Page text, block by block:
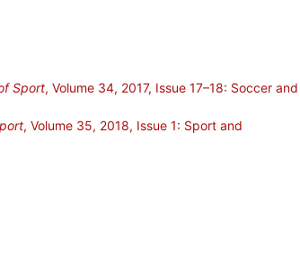
Sport, Volume 34, 2017, Issue 17–18: Soccer and
, Volume 35, 2018, Issue 1: Sport and